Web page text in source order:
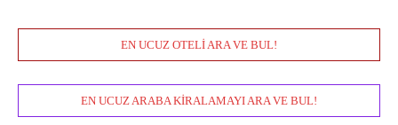
EN UCUZ OTELI ARA VE BUL!
EN UCUZ ARABA KIRALAMAYI ARA VE BUL!